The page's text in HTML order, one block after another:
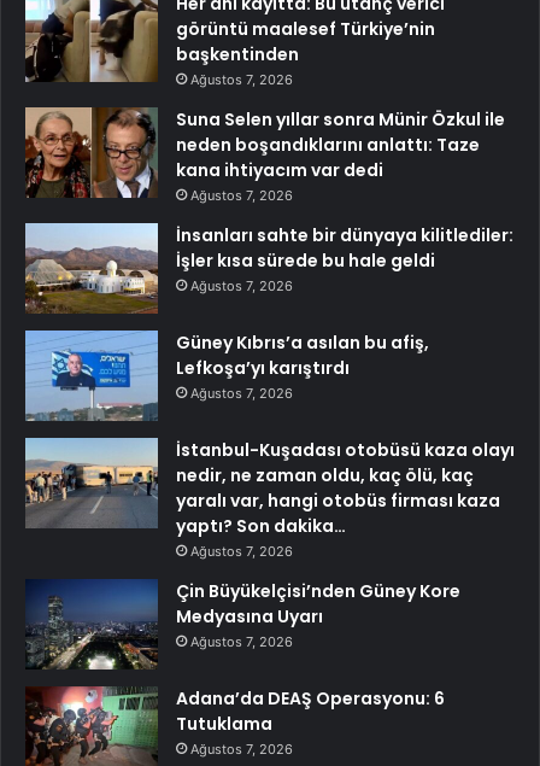
görüntü maalesef Türkiye’nin
başkentinden
Ağustos 7, 2026
Suna Selen yıllar sonra Münir Özkul ile
neden boşandıklarını anlattı: Taze
kana ihtiyacım var dedi
Ağustos 7, 2026
İnsanları sahte bir dünyaya kilitlediler:
İşler kısa sürede bu hale geldi
Ağustos 7, 2026
Güney Kıbrıs’a asılan bu afiş,
Lefkoşa’yı karıştırdı
Ağustos 7, 2026
İstanbul-Kuşadası otobüsü kaza olayı
nedir, ne zaman oldu, kaç ölü, kaç
yaralı var, hangi otobüs firması kaza
yaptı? Son dakika…
Ağustos 7, 2026
Çin Büyükelçisi’nden Güney Kore
Medyasına Uyarı
Ağustos 7, 2026
Adana’da DEAŞ Operasyonu: 6
Tutuklama
Ağustos 7, 2026